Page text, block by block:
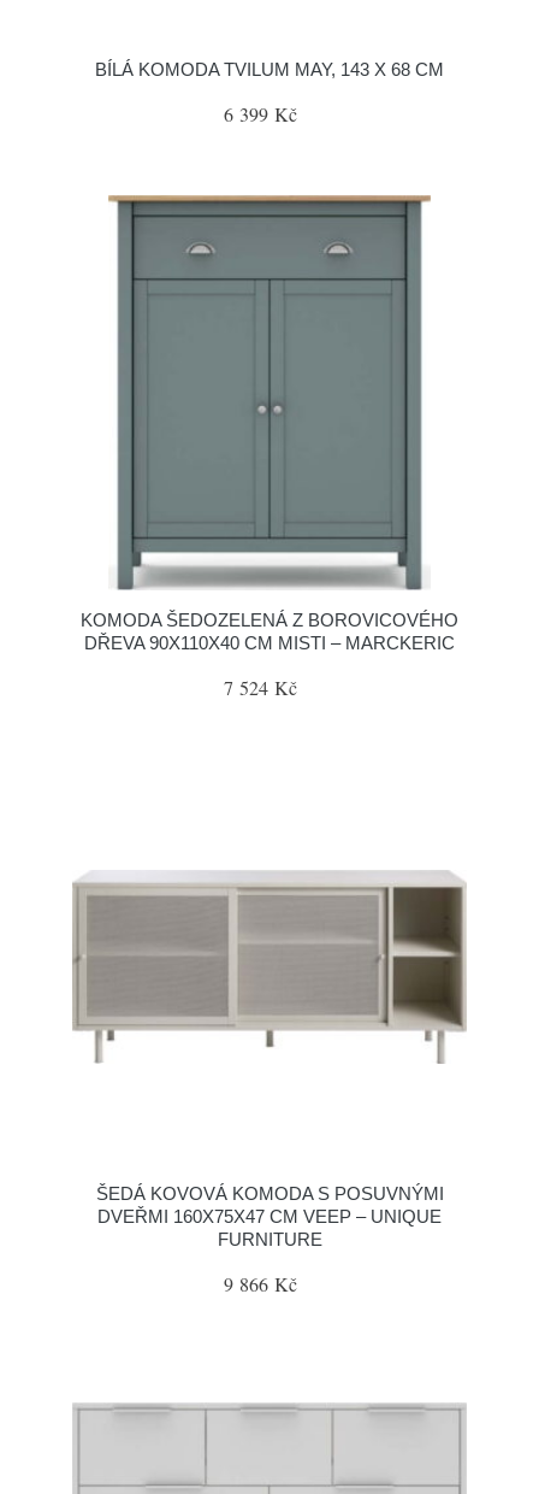
BÍLÁ KOMODA TVILUM MAY, 143 X 68 CM
6 399 Kč
KOMODA ŠEDOZELENÁ Z BOROVICOVÉHO
DŘEVA 90X110X40 CM MISTI – MARCKERIC
7 524 Kč
ŠEDÁ KOVOVÁ KOMODA S POSUVNÝMI
DVEŘMI 160X75X47 CM VEEP – UNIQUE
FURNITURE
9 866 Kč